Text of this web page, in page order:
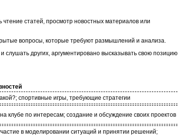
статей, просмотр новостных материалов или
вопросы, которые требуют размышлений и анализа.
других, аргументировано высказывать свою позицию
спортивные игры, требующие стратегии
клубе по интересам; создание и обсуждение своих проектов
в моделировании ситуаций и принятии решений;